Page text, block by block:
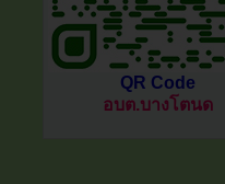
QR Code
อบต.บางโตนด